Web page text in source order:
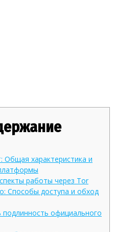
Общая характеристика и
работы через Tor
Способы доступа и обход
подлинность официального